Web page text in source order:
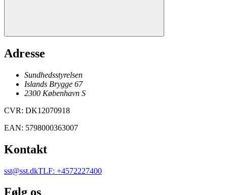
Adresse
Sundhedsstyrelsen
Islands Brygge 67
2300 København S
CVR: DK12070918
EAN: 5798000363007
Kontakt
sst@sst.dkTLF: +4572227400
Følg os